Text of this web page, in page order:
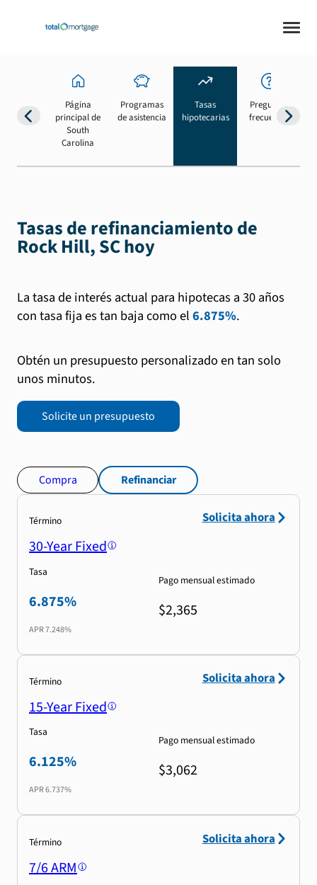
Página
principal de
South
Carolina
Programas
de asistencia
Tasas
hipotecarias
Preguntas
frecuentes
Tasas de refinanciamiento de
Rock Hill, SC hoy
La tasa de interés actual para hipotecas a 30 años
con tasa fija es tan baja como el6.875%.
Obtén un presupuesto personalizado en tan solo
unos minutos.
Solicite un presupuesto
Compra Refinanciar
Término
30-Year Fixed
Tasa
6.875%
APR7.248%
Pago mensual estimado
$2,365
Solicita ahora
Término
15-Year Fixed
Tasa
6.125%
APR6.737%
Pago mensual estimado
$3,062
Solicita ahora
Término
7/6 ARM
Solicita ahora